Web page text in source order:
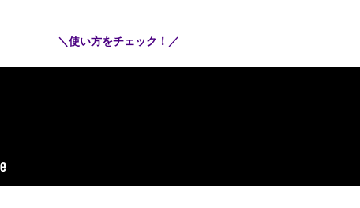
＼使い方をチェック！／